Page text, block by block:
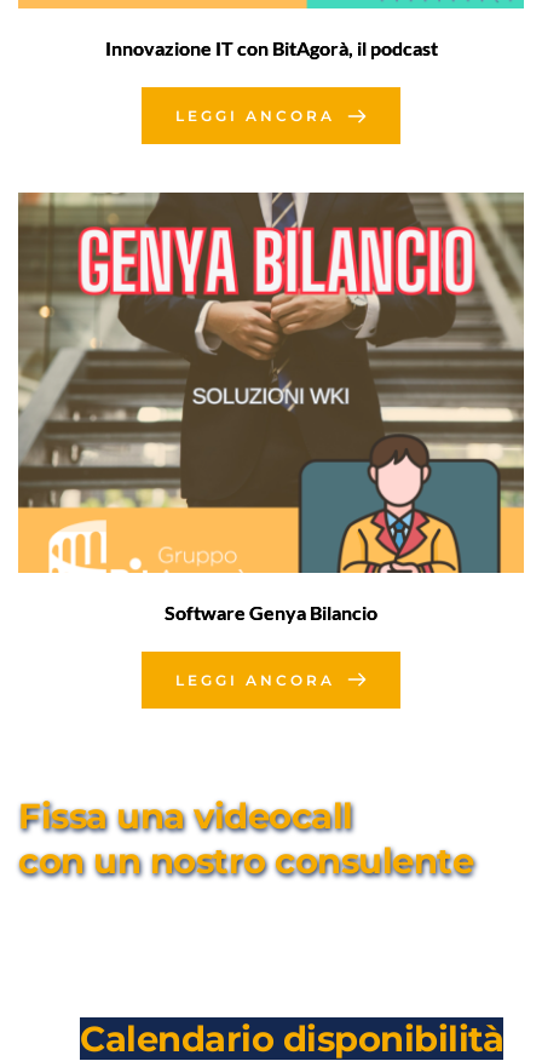
Innovazione IT con BitAgorà, il podcast
LEGGI ANCORA
Software Genya Bilancio
LEGGI ANCORA
Fissa una videocall
con un nostro consulente
Calendario disponibilità